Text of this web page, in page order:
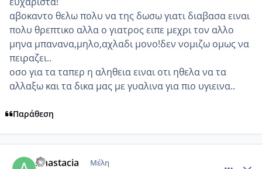
αβοκαντο θελω πολυ να της δωσω γιατι διαβασα ειναι
πολυ θρεπτικο αλλα ο γιατρος ειπε μεχρι τον αλλο
μηνα μπανανα,μηλο,αχλαδι μονο!δεν νομιζω ομως να
πειραζει..
οσο για τα ταπερ η αληθεια ειναι οτι ηθελα να τα
αλλαξω και τα δικα μας με γυαλινα για πιο υγιεινα..
Παράθεση
Anastacia Μέλη